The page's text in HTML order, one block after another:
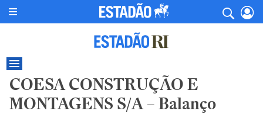
COESA CONSTRUÇÃO E
MONTAGENS S/A – Balanço